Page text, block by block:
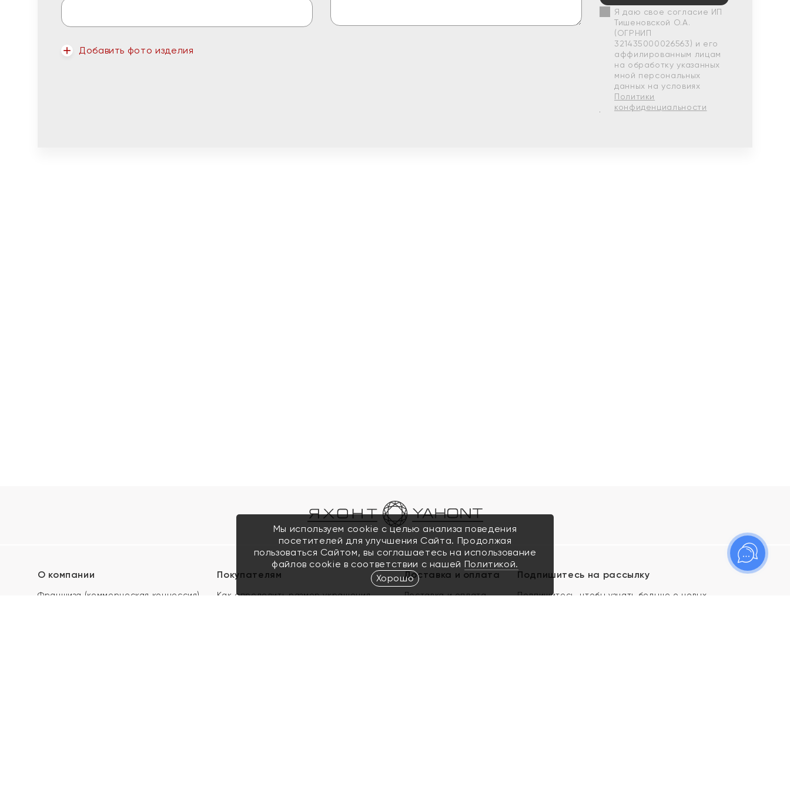
Добавить фото изделия
Я даю свое согласие ИП
Тишеновской О.А.
(ОГРНИП
321435000026563) и его
аффилированным лицам
на обработку указанных
мной персональных
данных на условиях
Политики
конфиденциальности
О компании
Франшиза (коммерческая концессия)
Покупателям
Как определить размер украшения
Доставка и оплата
Доставка и оплата
Подпишитесь на рассылку
Подпишитесь, чтобы узнать больше о новых
Мы используем cookie с целью анализа поведения
посетителей для улучшения Сайта. Продолжая
пользоваться Сайтом, вы соглашаетесь на использование
файлов cookie в соответствии с нашей Политикой.
Хорошо